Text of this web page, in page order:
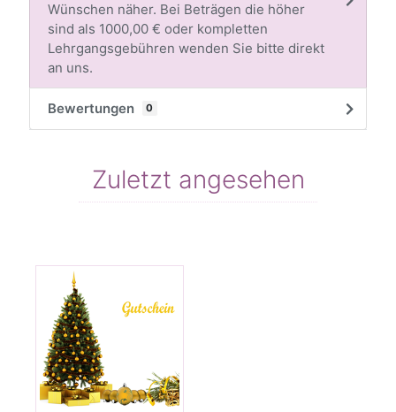
Wünschen näher. Bei Beträgen die höher
sind als 1000,00 € oder kompletten
Lehrgangsgebühren wenden Sie bitte direkt
an uns.
Bewertungen 0
Zuletzt angesehen